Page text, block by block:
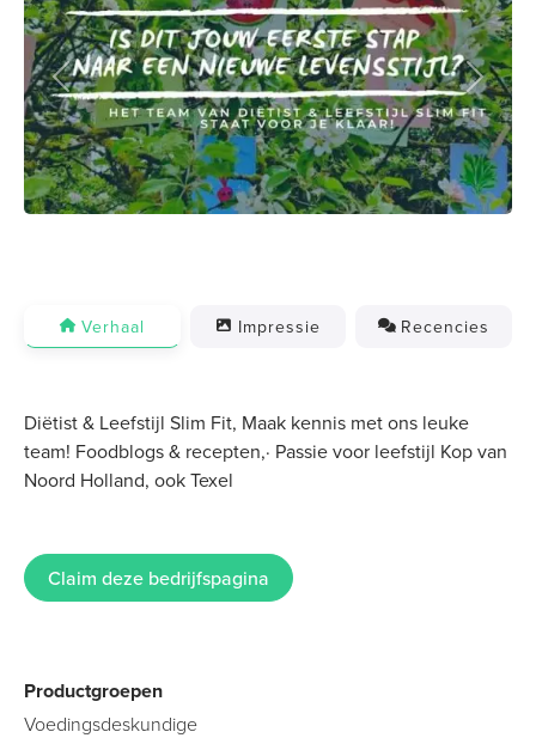
Previous Next
Verhaal Impressie Recencies
Diëtist & Leefstijl Slim Fit, Maak kennis met ons leuke
team! Foodblogs & recepten,· Passie voor leefstijl Kop van
Noord Holland, ook Texel
Claim deze bedrijfspagina
Productgroepen
Voedingsdeskundige